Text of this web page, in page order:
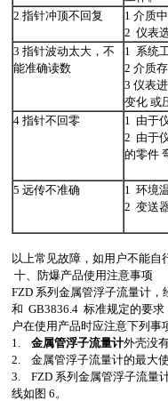
2 指针冲顶不回复
1 介质
2 仪表
3 指针波动太大，不
能准确读数
1 系统
2 介质
3 仪表
变化 或
4 指针不回零
1 由于
2 由于
的零件
5 远传不准确
1 环境
2 变送
以上常见故障，如用户不能自
十、防爆产品使用注意事项
FZD 系列金属管浮子流量计，
和 GB3836.4 标准规定的要
户在使用产品时应注意下列事
1. 金属管浮子流量计外壳没
2. 金属管浮子流量计的最大
3. FZD 系列金属管浮子流量
线如图 6。